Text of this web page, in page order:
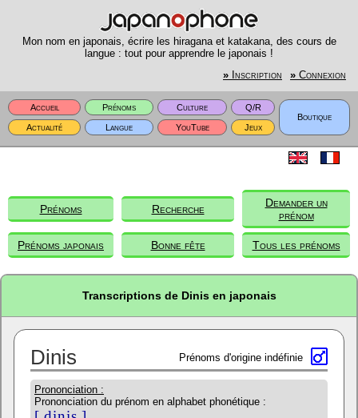
Mon nom en japonais, écrire les hiragana et katakana, des cours de
langue : tout pour apprendre le japonais !
» Inscription » Connexion
Accueil Prénoms Culture
Q/R
Boutique
Actualité
Langue YouTube Jeux
Prénoms Recherche
Demander un
prénom
Prénoms japonais Bonne fête Tous les prénoms
Transcriptions de Dinis en japonais
Dinis Prénoms d'origine indéfinie
Prononciation :
Prononciation du prénom en alphabet phonétique :